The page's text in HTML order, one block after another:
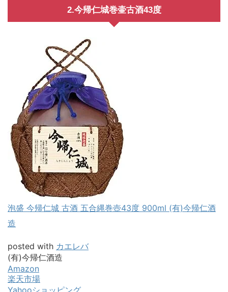
2.今帰仁城巻壷古酒43度
泡盛 今帰仁城 古酒 五合縄巻壺43度 900ml (有)今帰仁酒
造
posted with カエレバ
(有)今帰仁酒造
Amazon
楽天市場